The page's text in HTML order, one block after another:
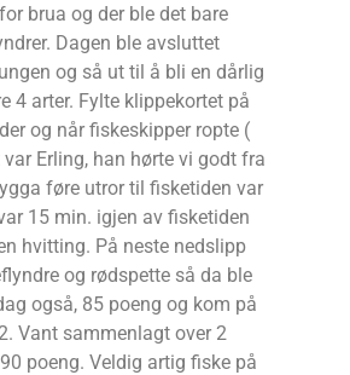
brua og der ble det bare
Dagen ble avsluttet
og så ut til å bli en dårlig
4 arter. Fylte klippekortet på
og når fiskeskipper ropte (
Erling, han hørte vi godt fra
føre utror til fisketiden var
15 min. igjen av fisketiden
hvitting. På neste nedslipp
og rødspette så da ble
også, 85 poeng og kom på
Vant sammenlagt over 2
poeng. Veldig artig fiske på